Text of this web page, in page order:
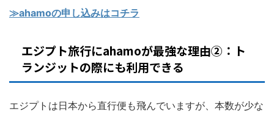
≫ahamoの申し込みはコチラ
エジプト旅行にahamoが最強な理由②：ト
ランジットの際にも利用できる
エジプトは日本から直行便も飛んでいますが、本数が少な